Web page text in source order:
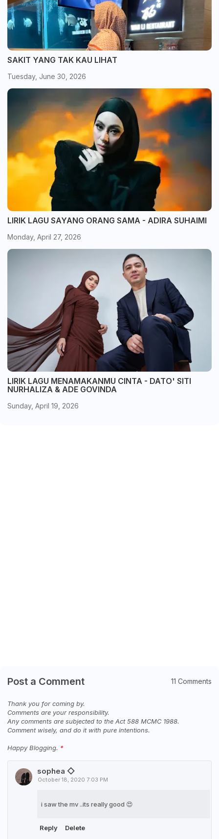
SAKIT YANG TAK KAU LIHAT
Tuesday, June 30, 2026
LIRIK LAGU SAYANG ORANG SAMA - ADIRA SUHAIMI
Monday, April 27, 2026
LIRIK LAGU MENAMAKANMU CINTA - DATO' SITI
NURHALIZA & ADE GOVINDA
Sunday, April 19, 2026
Post a Comment 11 Comments
Thank you for coming by.
Comments are your responsibility.
Any comments are subjected to the Act 588 MCMC 1988.
Comment wisely, and do it with pure intentions.
Happy Blogging.
sophea ◇
October 18, 2020 7:03 PM
i saw the mv ..its really good 😍
Reply Delete